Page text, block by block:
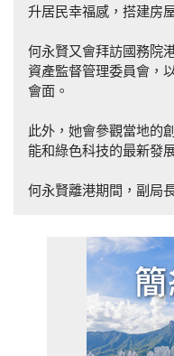
升居民幸福感，搭建房
何永賢又會拜訪國務院
資產監督管理委員會，
會面。
此外，她會參觀當地的
能和綠色科技的最新發
何永賢離港期間，副局